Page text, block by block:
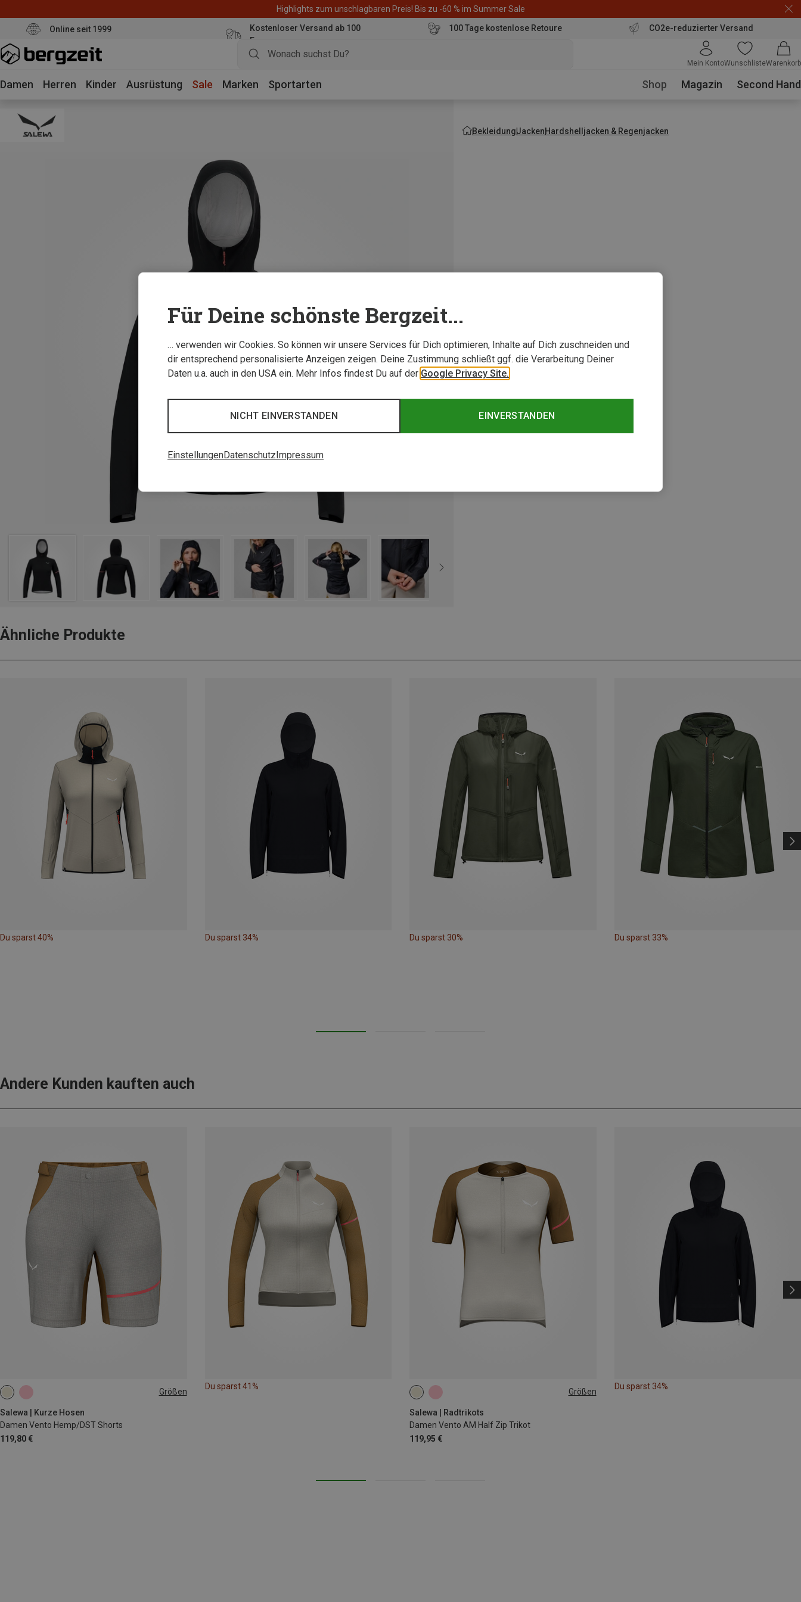
Highlights zum unschlagbaren Preis! Bis zu -60 % im Summer Sale
Online seit 1999
Kostenloser Versand ab 100
Euro
100 Tage kostenlose Retoure CO2e-reduzierter Versand
Mein KontoWunschlisteWarenkorb
Damen Herren Kinder Ausrüstung Sale Marken Sportarten Shop Magazin Second Hand
BekleidungJackenHardshelljacken & Regenjacken
Ähnliche Produkte
Du sparst 40% Du sparst 34% Du sparst 30% Du sparst 33%
Andere Kunden kauften auch
Größen
Salewa | Kurze Hosen
Damen Vento Hemp/DST Shorts
119,80 €
XS
Du sparst 41%
Größen
Salewa | Radtrikots
Damen Vento AM Half Zip Trikot
119,95 €
XS
Du sparst 34%
Für Deine schönste Bergzeit...
… verwenden wir Cookies. So können wir unsere Services für Dich optimieren, Inhalte auf Dich zuschneiden und
dir entsprechend personalisierte Anzeigen zeigen. Deine Zustimmung schließt ggf. die Verarbeitung Deiner
Daten u.a. auch in den USA ein. Mehr Infos findest Du auf der Google Privacy Site.
EINVERSTANDEN
NICHT EINVERSTANDEN
EinstellungenDatenschutz Impressum